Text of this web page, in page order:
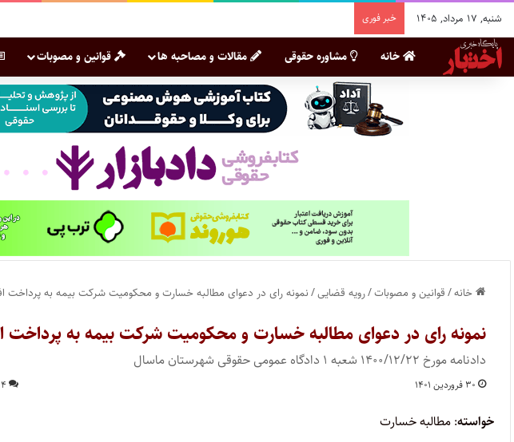
شنبه, ۱۷ مرداد, ۱۴۰۵ خبر فوری
خانه مشاوره حقوقی مقالات و مصاحبه ها قوانین و مصوبات
خانه/قوانین و مصوبات/رویه قضایی/نمونه رای در دعوای مطالبه خسارت و محکومیت شرکت بیمه به
نمونه رای در دعوای مطالبه خسارت و محکومیت شرکت بیمه به
دادنامه مورخ ۱۴۰۰/۱۲/۲۲ شعبه ۱ دادگاه عمومی حقوقی شهرستان ماسال
۳۰ فروردین ۱۴۰۱ ۴
خواسته: مطالبه خسارت